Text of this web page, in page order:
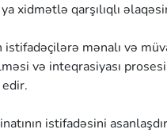
xidmətlə qarşılıqlı
istifadəçilərə mənalı və
və inteqrasiyası
istifadəsini